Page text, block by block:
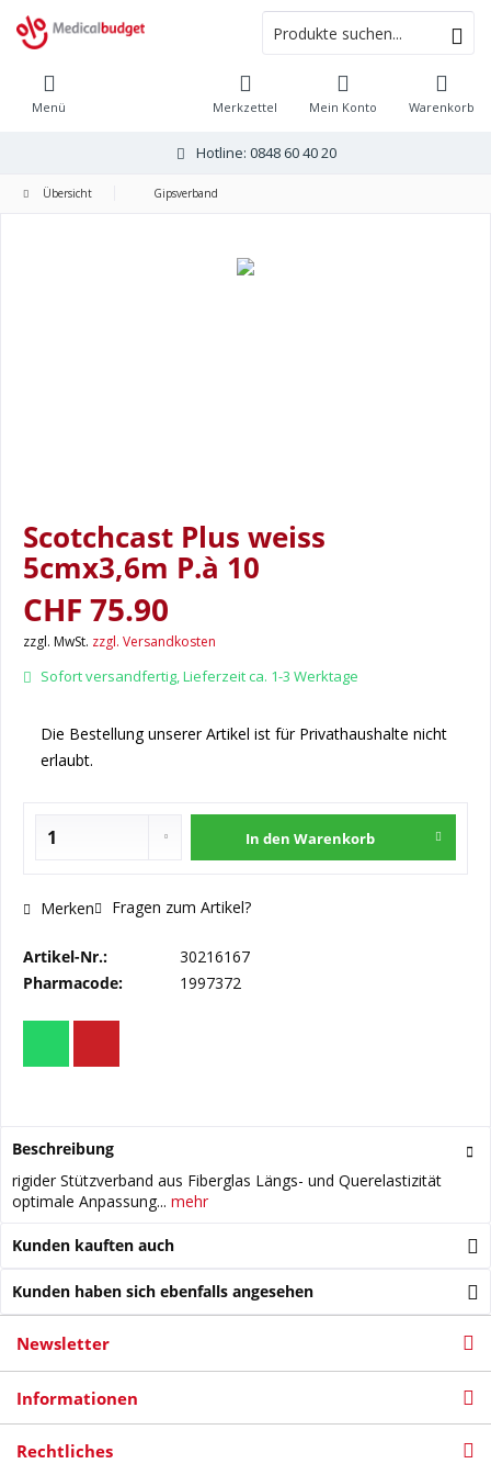
Hotline: 0848 60 40 20
Warenkorb
Merkzettel Mein Konto
Menü
Übersicht Gipsverband
Scotchcast Plus weiss
5cmx3,6m P.à 10
CHF 75.90
zzgl. MwSt. zzgl. Versandkosten
Sofort versandfertig, Lieferzeit ca. 1-3 Werktage
Die Bestellung unserer Artikel ist für Privathaushalte nicht
erlaubt.
In den Warenkorb
Merken Fragen zum Artikel?
Artikel-Nr.:
30216167
Pharmacode:
1997372
Beschreibung
rigider Stützverband aus Fiberglas Längs- und Querelastizität
optimale Anpassung... mehr
Kunden kauften auch
Kunden haben sich ebenfalls angesehen
Newsletter
Informationen
Rechtliches